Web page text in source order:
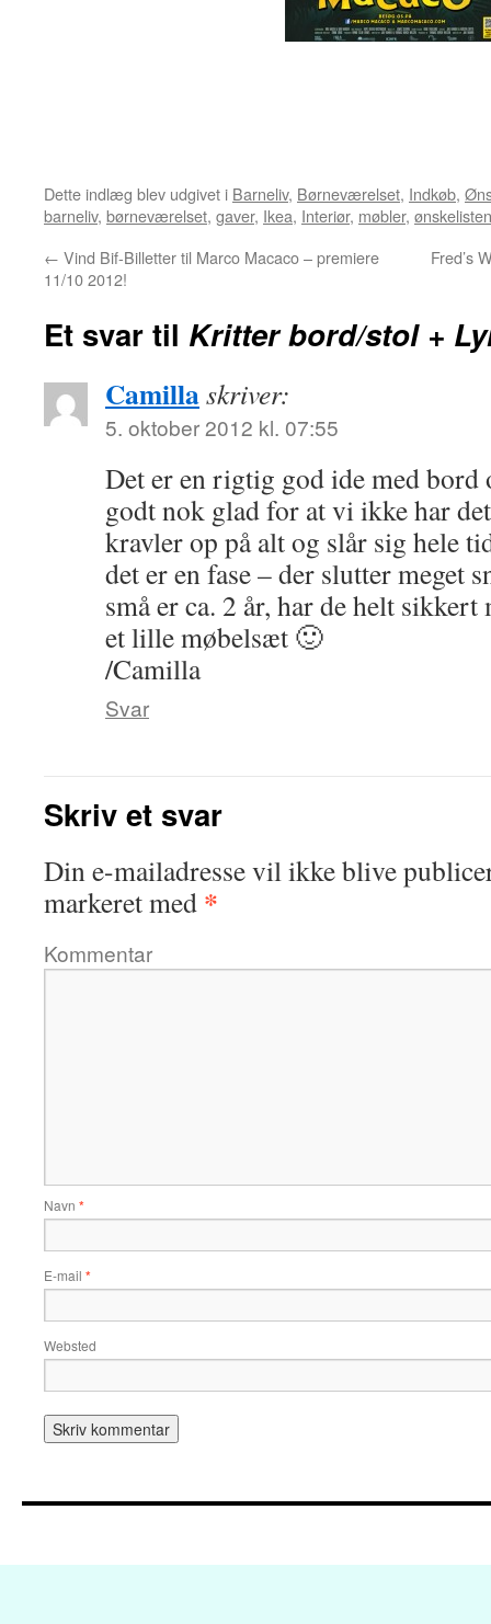
Dette indlæg blev udgivet i Barneliv, Børneværelset, Indkøb,
barneliv, børneværelset, gaver, Ikea, Interiør, møbler, ønskelisten
← Vind Bif-Billetter til Marco Macaco – premiere
11/10 2012!
Fred’s
Et svar til Kritter bord/stol +
Camillaskriver:
5. oktober 2012 kl. 07:55
Det er en rigtig god ide med bord
godt nok glad for at vi ikke har
kravler op på alt og slår sig hele
det er en fase – der slutter meget
små er ca. 2 år, har de helt
et lille møbelsæt 🙂
/Camilla
Svar
Skriv et svar
Din e-mailadresse vil ikke blive
markeret med *
Kommentar
Navn *
E-mail *
Websted